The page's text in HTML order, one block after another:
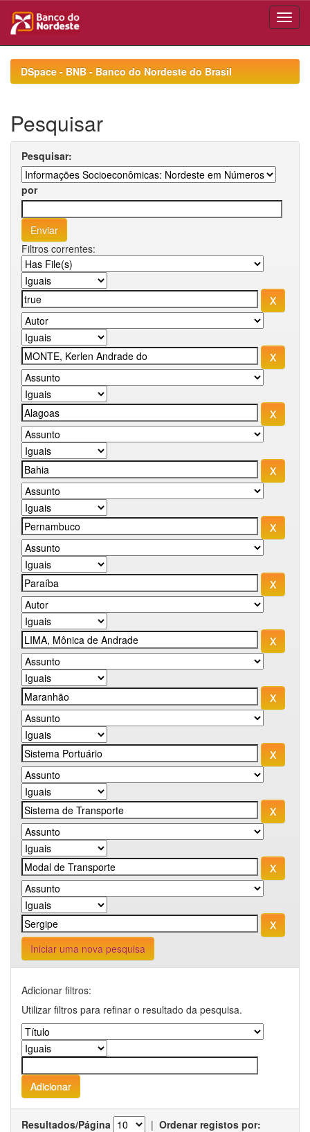
navigationDSpace - BNB - Banco do Nordeste do Brasil
Pesquisar
Pesquisar:
por
Filtros correntes:
Iniciar uma nova pesquisa
Adicionar filtros:
Utilizar filtros para refinar o resultado da pesquisa.
Resultados/Página | Ordenar registos por: